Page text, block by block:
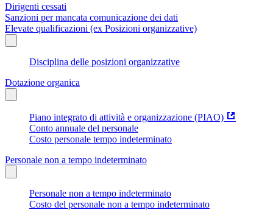
Dirigenti cessati
Sanzioni per mancata comunicazione dei dati
Elevate qualificazioni (ex Posizioni organizzative)
Disciplina delle posizioni organizzative
Dotazione organica
Piano integrato di attività e organizzazione (PIAO)
Conto annuale del personale
Costo personale tempo indeterminato
Personale non a tempo indeterminato
Personale non a tempo indeterminato
Costo del personale non a tempo indeterminato